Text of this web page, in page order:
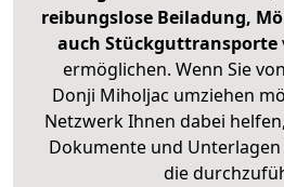
reibungslose Beiladung,
auch Stückguttransporte
ermöglichen. Wenn Sie
Donji Miholjac umziehen
Netzwerk Ihnen dabei
Dokumente und
die